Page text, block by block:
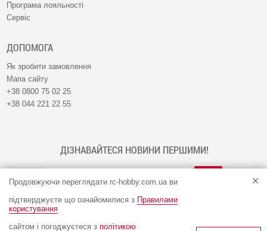
Продовжуючи переглядати rc-hobby.com.ua ви
підтверджуєте що ознайомилися з Правилами
користування
сайтом і погоджуєтеся з політикою
Програма лояльності
Сервіс
ДОПОМОГА
Як зробити замовлення
Мапа сайту
+38 0800 75 02 25
+38 044 221 22 55
ДІЗНАВАЙТЕСЯ НОВИНИ ПЕРШИМИ!